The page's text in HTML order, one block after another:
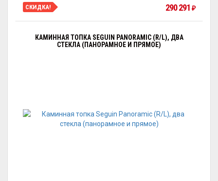
СКИДКА! 290 291 ₽
КАМИННАЯ ТОПКА SEGUIN PANORAMIC (R/L), ДВА
СТЕКЛА (ПАНОРАМНОЕ И ПРЯМОЕ)